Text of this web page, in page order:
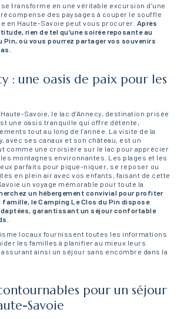
transforme en une véritable excursion d’une
des paysages à couper le souffle
en Haute-Savoie peut vous procurer. Après
rien de tel qu’une soirée reposante au
Pin, où vous pourrez partager vos souvenirs
: une oasis de paix pour les
Savoie, le lac d’Annecy, destination prisée
une oasis tranquille qui offre détente,
tout au long de l’année. La visite de la
avec ses canaux et son château, est un
comme une croisière sur le lac pour apprécier
montagnes environnantes. Les plages et les
parfaits pour pique-niquer, se reposer ou
en plein air avec vos enfants, faisant de cette
un voyage mémorable pour toute la
un hébergement convivial pour profiter
famille, le Camping Le Clos du Pin dispose
garantissant un séjour confortable
locaux fournissent toutes les informations
les familles à planifier au mieux leurs
ainsi un séjour sans encombre dans la
pour un séjour
Savoie